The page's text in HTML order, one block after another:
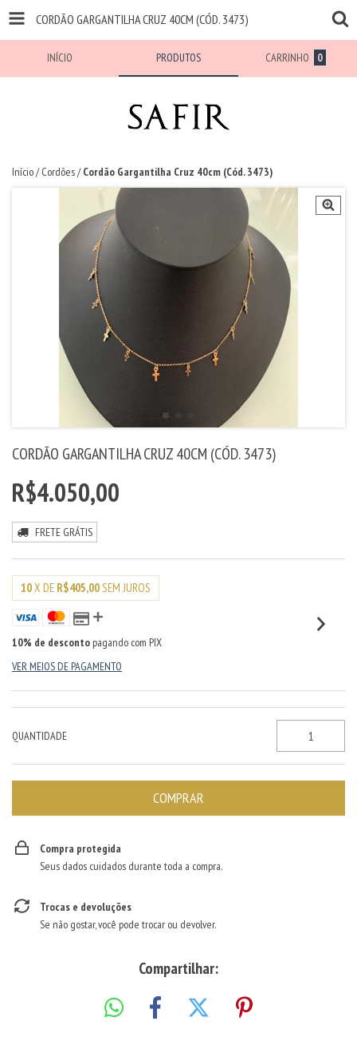
CORDÃO GARGANTILHA CRUZ 40CM (CÓD. 3473)
INÍCIO PRODUTOS CARRINHO 0
Início/ Cordões/ Cordão Gargantilha Cruz 40cm (Cód. 3473)
CORDÃO GARGANTILHA CRUZ 40CM (CÓD. 3473)
R$4.050,00
FRETE GRÁTIS
10X DE R$405,00SEM JUROS
10% de desconto pagando com PIX
VER MEIOS DE PAGAMENTO
QUANTIDADE
Compra protegida
Seus dados cuidados durante toda a compra.
Trocas e devoluções
Se não gostar, você pode trocar ou devolver.
Compartilhar: